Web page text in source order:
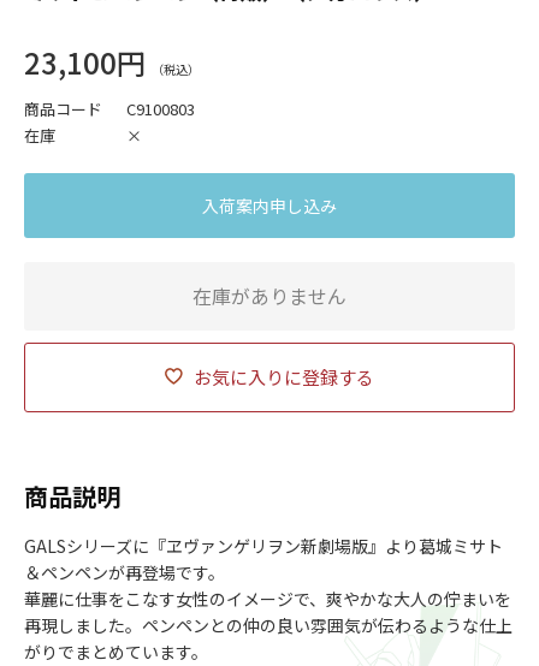
23,100円
商品コード
C9100803
在庫
×
お気に入りに登録する
入荷案内申し込み
在庫がありません
商品説明
GALSシリーズに『ヱヴァンゲリヲン新劇場版』より葛城ミサト
＆ペンペンが再登場です。
華麗に仕事をこなす女性のイメージで、爽やかな大人の佇まいを
再現しました。ペンペンとの仲の良い雰囲気が伝わるような仕上
がりでまとめています。